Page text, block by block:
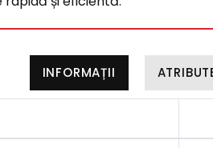
INFORMAȚII